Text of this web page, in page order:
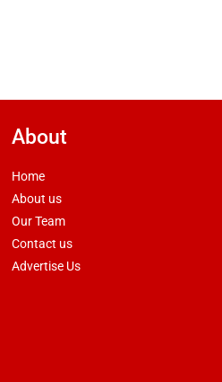
About
Home
About us
Our Team
Contact us
Advertise Us